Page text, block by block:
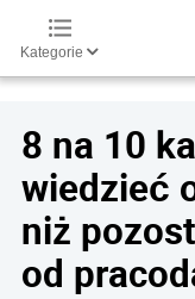
Kategorie
8 na 10
wiedzieć
niż
od